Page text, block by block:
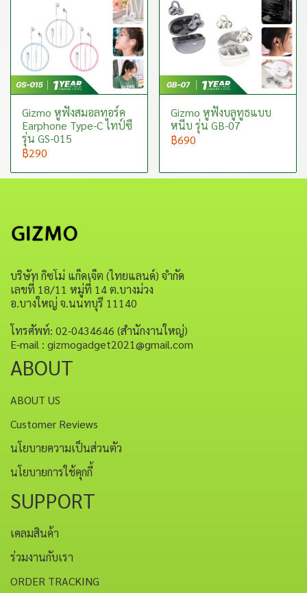
Gizmo หูฟังสมอลทอร์ค
Earphone Type-C ไทป์ซี
รุ่น GS-015
฿290
Gizmo หูฟังบลูทูธแบบ
หนีบ รุ่น GB-07
฿690
บริษัท กิซโม่ แก็ดเจ็ต (ไทยแลนด์) จำกัด
เลขที่ 18/11 หมู่ที่ 14 ต.บางม่วง
อ.บางใหญ่ จ.นนทบุรี 11140
โทรศัพท์: 02-0434646 (สำนักงานใหญ่)
E-mail : gizmogadget2021@gmail.com
ABOUT
ABOUT US
Customer Reviews
นโยบายความเป็นส่วนตัว
นโยบายการใช้คุกกี้
SUPPORT
เคลมสินค้า
ร่วมงานกับเรา
ORDER TRACKING